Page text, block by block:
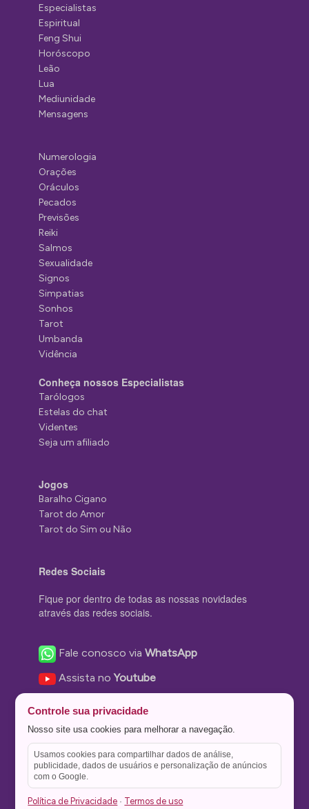
Especialistas
Espiritual
Feng Shui
Horóscopo
Leão
Lua
Mediunidade
Mensagens
Numerologia
Orações
Oráculos
Pecados
Previsões
Reiki
Salmos
Sexualidade
Signos
Simpatias
Sonhos
Tarot
Umbanda
Vidência
Conheça nossos Especialistas
Tarólogos
Estelas do chat
Videntes
Seja um afiliado
Jogos
Baralho Cigano
Tarot do Amor
Tarot do Sim ou Não
Redes Sociais
Fique por dentro de todas as nossas novidades
através das redes sociais.
Fale conosco viaWhatsApp
Assista noYoutube
Nos siga no Instagram
Nos siga noTwitter
Salve no
Controle sua privacidade
Nosso site usa cookies para melhorar a navegação.
Usamos cookies para compartilhar dados de análise,
publicidade, dados de usuários e personalização de anúncios
com o Google.
Política de Privacidade · Termos de uso